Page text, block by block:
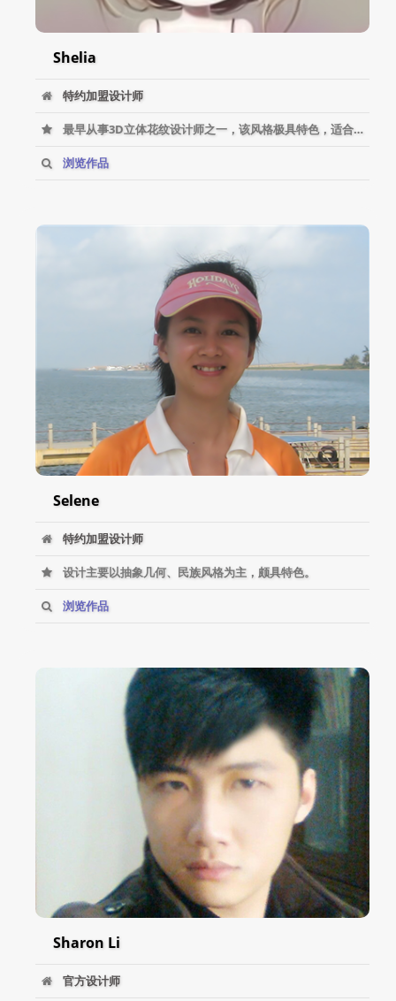
Shelia
特约加盟设计师
最早从事3D立体花纹设计师之一，该风格极具特色，适合各类数码印花产品。
浏览作品
Selene
特约加盟设计师
设计主要以抽象几何、民族风格为主，颇具特色。
浏览作品
Sharon Li
官方设计师